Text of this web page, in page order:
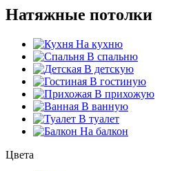
Натяжные потолки
На кухню
В спальню
В детскую
В гостиную
В прихожую
В ванную
В туалет
На балкон
Цвета